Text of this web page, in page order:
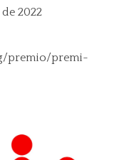
2022
premio/premi-